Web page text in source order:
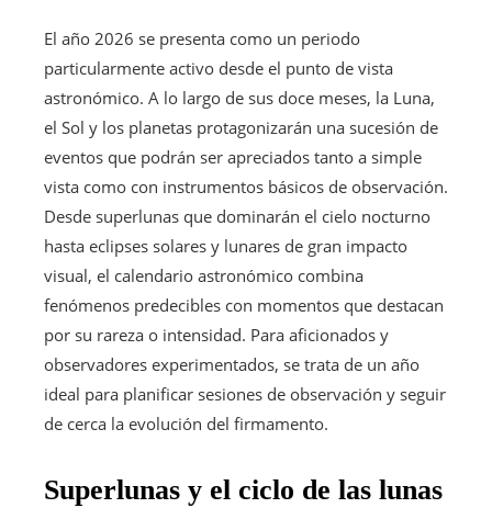
El año 2026 se presenta como un periodo
particularmente activo desde el punto de vista
astronómico. A lo largo de sus doce meses, la Luna,
el Sol y los planetas protagonizarán una sucesión de
eventos que podrán ser apreciados tanto a simple
vista como con instrumentos básicos de observación.
Desde superlunas que dominarán el cielo nocturno
hasta eclipses solares y lunares de gran impacto
visual, el calendario astronómico combina
fenómenos predecibles con momentos que destacan
por su rareza o intensidad. Para aficionados y
observadores experimentados, se trata de un año
ideal para planificar sesiones de observación y seguir
de cerca la evolución del firmamento.
Superlunas y el ciclo de las lunas